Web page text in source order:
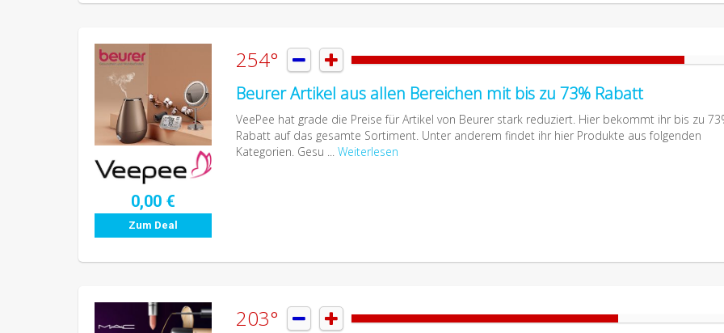
0,00 €
Zum Deal
254°  
Beurer Artikel aus allen Bereichen mit bis zu 73% Rabatt
VeePee hat grade die Preise für Artikel von Beurer stark reduziert. Hier bekommt ihr bis zu
Rabatt auf das gesamte Sortiment. Unter anderem findet ihr hier Produkte aus folgenden
Kategorien. Gesu ... Weiterlesen
203°  